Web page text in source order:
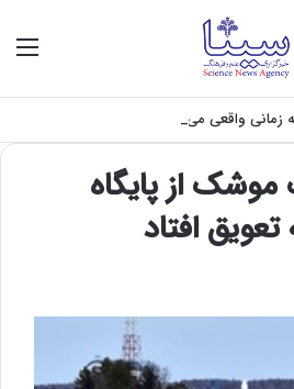
واقعی می‌شود؟
از پایگاه
افتاد